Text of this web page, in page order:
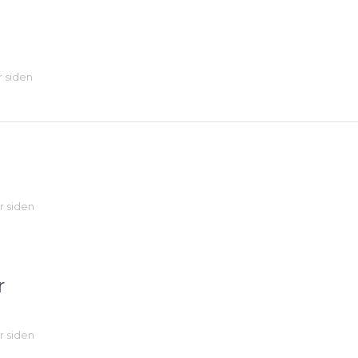
siden
siden
siden